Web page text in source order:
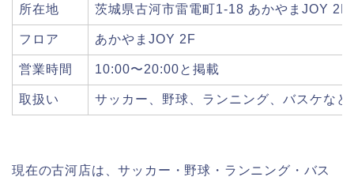
所在地 茨城県古河市雷電町1-18 あかやまJOY 2F
フロア あかやまJOY 2F
営業時間 10:00〜20:00と掲載
取扱い サッカー、野球、ランニング、バスケな
現在の古河店は、サッカー・野球・ランニング・バス